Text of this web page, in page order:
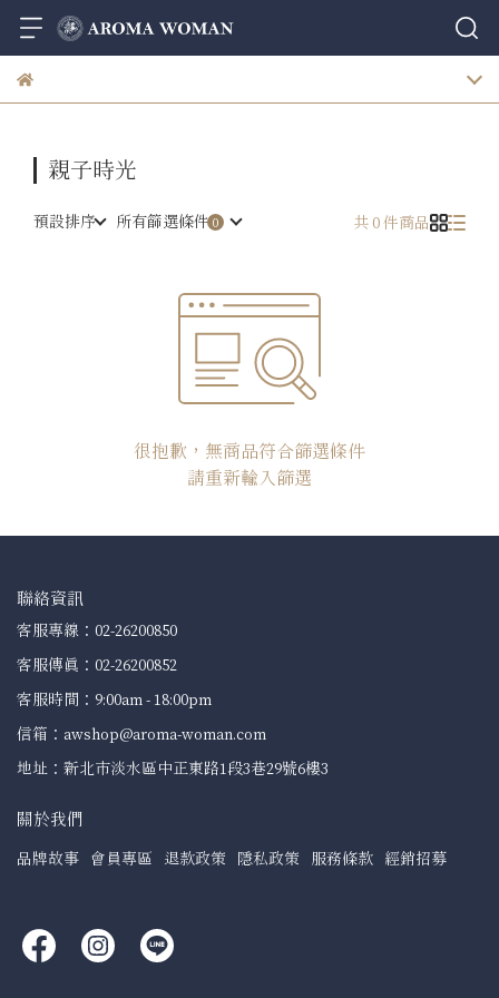
親子時光
預設排序 所有篩選條件 共 0 件商品
很抱歉，無商品符合篩選條件
請重新輸入篩選
聯絡資訊
客服專線：02-26200850
客服傳真：02-26200852
客服時間：9:00am - 18:00pm
信箱：awshop@aroma-woman.com
地址：新北市淡水區中正東路1段3巷29號6樓3
關於我們
品牌故事 會員專區 退款政策 隱私政策 服務條款 經銷招募